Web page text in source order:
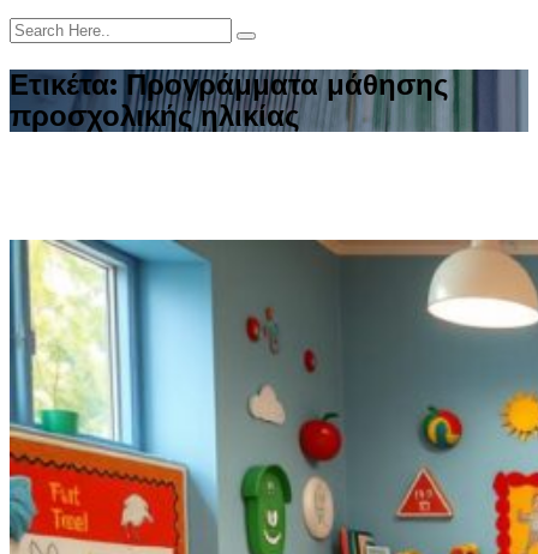
Ετικέτα: Προγράμματα μάθησης
προσχολικής ηλικίας